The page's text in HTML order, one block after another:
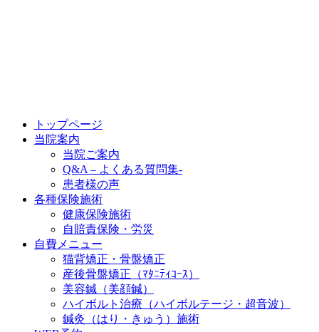
トップページ
当院案内
当院ご案内
Q&A – よくある質問集-
患者様の声
各種保険施術
健康保険施術
自賠責保険・労災
自費メニュー
猫背矯正・骨盤矯正
産後骨盤矯正（ﾏﾀﾆﾃｨｺｰｽ）
美容鍼（美顔鍼）
ハイボルト治療（ハイボルテージ・超音波）
鍼灸（はり・きゅう）施術